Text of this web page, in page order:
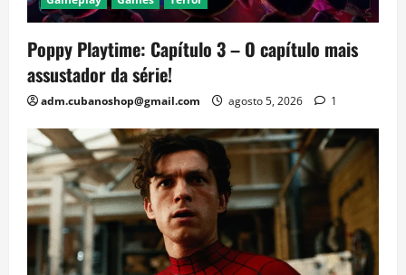
Poppy Playtime: Capítulo 3 – O capítulo mais
assustador da série!
adm.cubanoshop@gmail.com agosto 5, 2026 1